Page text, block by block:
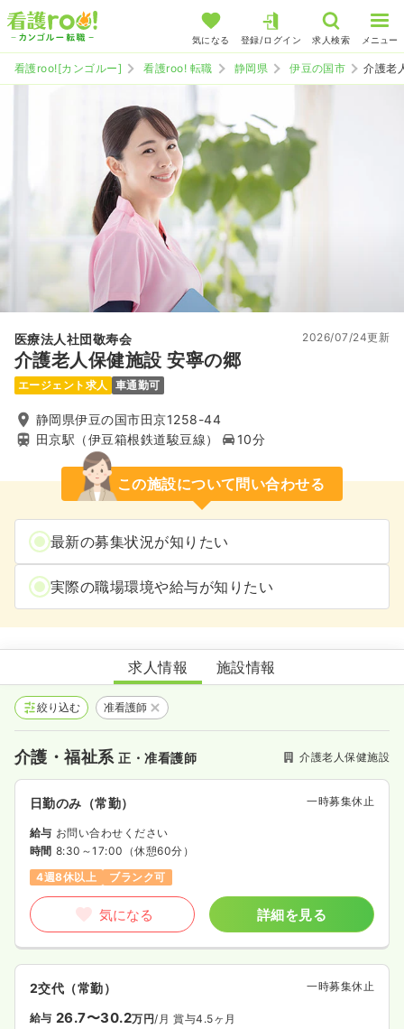
気になる 登録/ログイン 求人検索 メニュー
看護roo![カンゴルー] 看護roo! 転職 静岡県 伊豆の国市 介護老
医療法人社団敬寿会
介護老人保健施設 安寧の郷
2026/07/24更新
エージェント求人 車通勤可
静岡県伊豆の国市田京1258-44
田京駅（伊豆箱根鉄道駿豆線）
10分
この施設について問い合わせる
最新の募集状況が知りたい
実際の職場環境や給与が知りたい
介護老人保健施設 安寧の郷
求人情報 施設情報
絞り込む 准看護師
介護・福祉系正・准看護師 介護老人保健施設
日勤のみ（常勤） 一時募集休止
給与 お問い合わせください
時間 8:30～17:00 （休憩60分）
4週8休以上
ブランク可
気になる 詳細を見る
2交代（常勤） 一時募集休止
給与 26.7〜30.2万円/月 賞与4.5ヶ月